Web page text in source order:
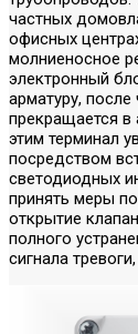
частных
офисных
молниеносное
электронный
арматуру,
прекращается
этим терминал
посредством
светодиодных
принять меры
открытие
полного
сигнала